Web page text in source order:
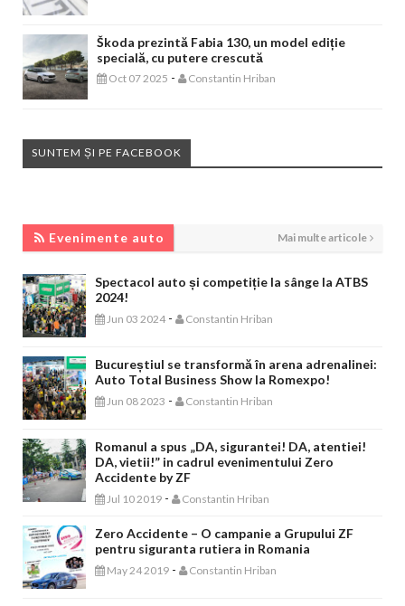
Škoda prezintă Fabia 130, un model ediție
specială, cu putere crescută
Oct 07 2025 - Constantin Hriban
SUNTEM ȘI PE FACEBOOK
Evenimente auto Mai multe articole
Spectacol auto și competiție la sânge la ATBS
2024!
Jun 03 2024 - Constantin Hriban
Bucureștiul se transformă în arena adrenalinei:
Auto Total Business Show la Romexpo!
Jun 08 2023 - Constantin Hriban
Romanul a spus „DA, sigurantei! DA, atentiei!
DA, vietii!” in cadrul evenimentului Zero
Accidente by ZF
Jul 10 2019 - Constantin Hriban
Zero Accidente – O campanie a Grupului ZF
pentru siguranta rutiera in Romania
May 24 2019 - Constantin Hriban